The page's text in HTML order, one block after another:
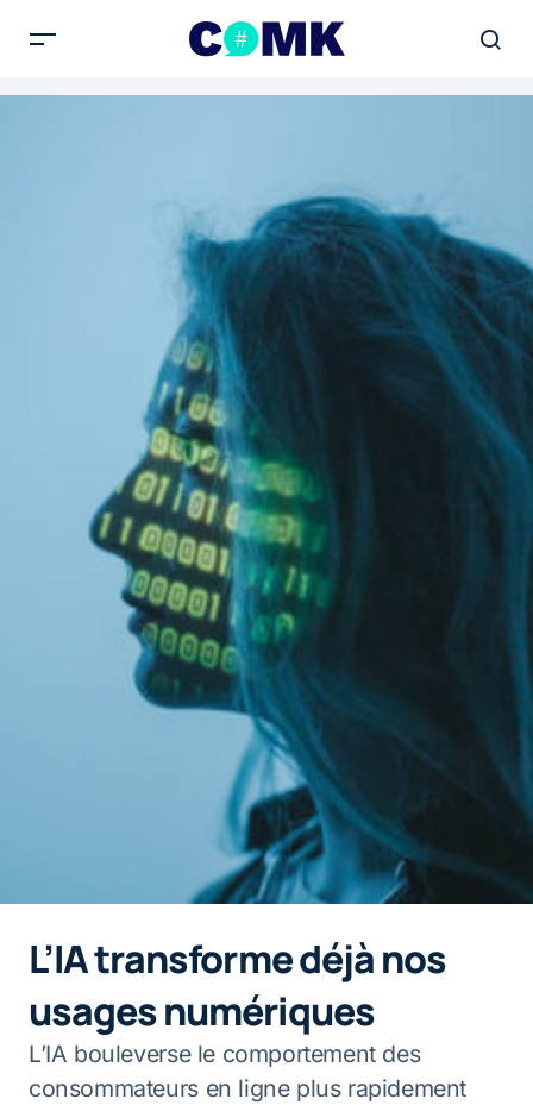
L’IA transforme déjà nos
usages numériques
L’IA bouleverse le comportement des
consommateurs en ligne plus rapidement